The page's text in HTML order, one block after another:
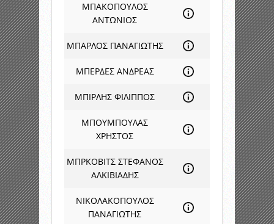
ΜΠΑΚΟΠΟΥΛΟΣ
ΑΝΤΩΝΙΟΣ
ΜΠΑΡΛΟΣ ΠΑΝΑΓΙΩΤΗΣ
ΜΠΕΡΔΕΣ ΑΝΔΡΕΑΣ
ΜΠΙΡΛΗΣ ΦΙΛΙΠΠΟΣ
ΜΠΟΥΜΠΟΥΛΑΣ
ΧΡΗΣΤΟΣ
ΜΠΡΚΟΒΙΤΣ ΣΤΕΦΑΝΟΣ
ΑΛΚΙΒΙΑΔΗΣ
ΝΙΚΟΛΑΚΟΠΟΥΛΟΣ
ΠΑΝΑΓΙΩΤΗΣ